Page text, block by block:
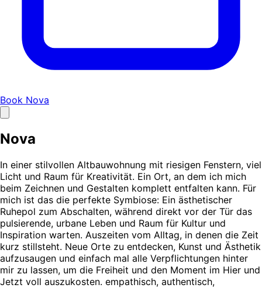
Book Nova
Nova
In einer stilvollen Altbauwohnung mit riesigen Fenstern, viel
Licht und Raum für Kreativität. Ein Ort, an dem ich mich
beim Zeichnen und Gestalten komplett entfalten kann. Für
mich ist das die perfekte Symbiose: Ein ästhetischer
Ruhepol zum Abschalten, während direkt vor der Tür das
pulsierende, urbane Leben und Raum für Kultur und
Inspiration warten. Auszeiten vom Alltag, in denen die Zeit
kurz stillsteht. Neue Orte zu entdecken, Kunst und Ästhetik
aufzusaugen und einfach mal alle Verpflichtungen hinter
mir zu lassen, um die Freiheit und den Moment im Hier und
Jetzt voll auszukosten. empathisch, authentisch,